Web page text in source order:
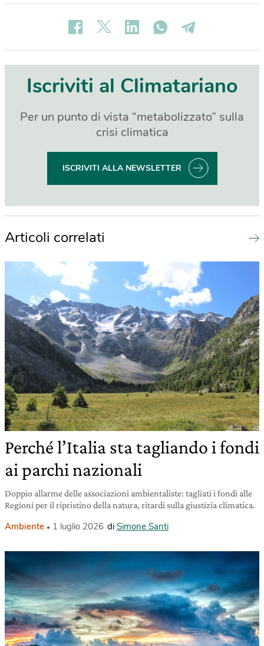
Iscriviti al Climatariano
Per un punto di vista “metabolizzato” sulla
crisi climatica
ISCRIVITI ALLA NEWSLETTER
Articoli correlati
Perché l’Italia sta tagliando i fondi
ai parchi nazionali
Doppio allarme delle associazioni ambientaliste: tagliati i fondi alle
Regioni per il ripristino della natura, ritardi sulla giustizia climatica.
Ambiente 1 luglio 2026 di Simone Santi